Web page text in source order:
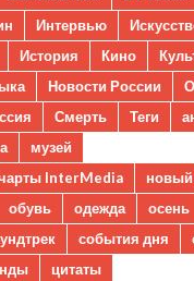
Интервью
История Кино
Новости России
Смерть Теги
музей
InterMedia
обувь одежда осень
события дня
цитаты